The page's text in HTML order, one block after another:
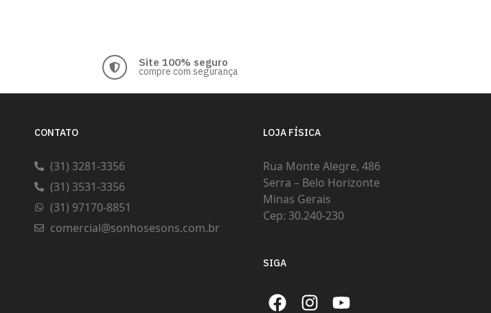
Site 100% seguro
compre com segurança
CONTATO
(31) 3281-3356
(31) 3531-3356
(31) 97170-8851
comercial@sonhosesons.com.br
LOJA FÍSICA
Rua Monte Alegre, 486
Serra – Belo Horizonte
Minas Gerais
Cep: 30.240-230
SIGA